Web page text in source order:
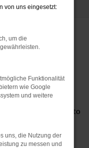
ŠKODA
der
die
(m/w/d) für unsere
Verkaufs- und
ausgestellt. Auch
an die Werkstatt
hier. Unter dem Motto
unter den
stilvollen
informiert
von uns eingesetzt:
um die
Funktionalität
wie Google
und weitere
uns, die Nutzung der
zu messen und